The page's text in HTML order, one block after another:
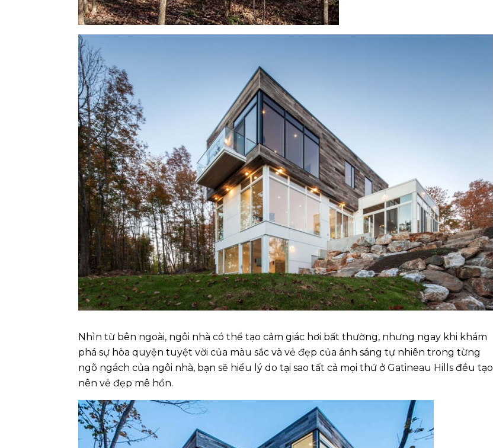
Nhìn từ bên ngoài, ngôi nhà có thể tạo cảm giác hơi bất thường, nhưng ngay khi khám
phá sự hòa quyện tuyệt vời của màu sắc và vẻ đẹp của ánh sáng tự nhiên trong từng
ngõ ngách của ngôi nhà, bạn sẽ hiểu lý do tại sao tất cả mọi thứ ở Gatineau Hills đều tạo
nên vẻ đẹp mê hồn.